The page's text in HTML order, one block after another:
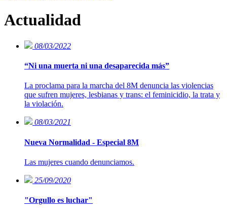
Actualidad
08/03/2022
“Ni una muerta ni una desaparecida más”
La proclama para la marcha del 8M denuncia las violencias
que sufren mujeres, lesbianas y trans: el feminicidio, la trata y
la violación.
08/03/2021
Nueva Normalidad - Especial 8M
Las mujeres cuando denunciamos.
25/09/2020
"Orgullo es luchar"